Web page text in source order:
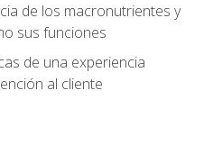
de los macronutrientes y
sus funciones
de una experiencia
al cliente